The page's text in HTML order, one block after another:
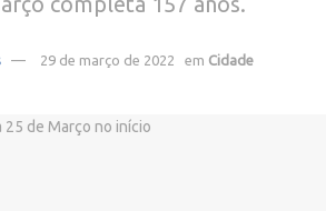
29 de março de 2022 em Cidade